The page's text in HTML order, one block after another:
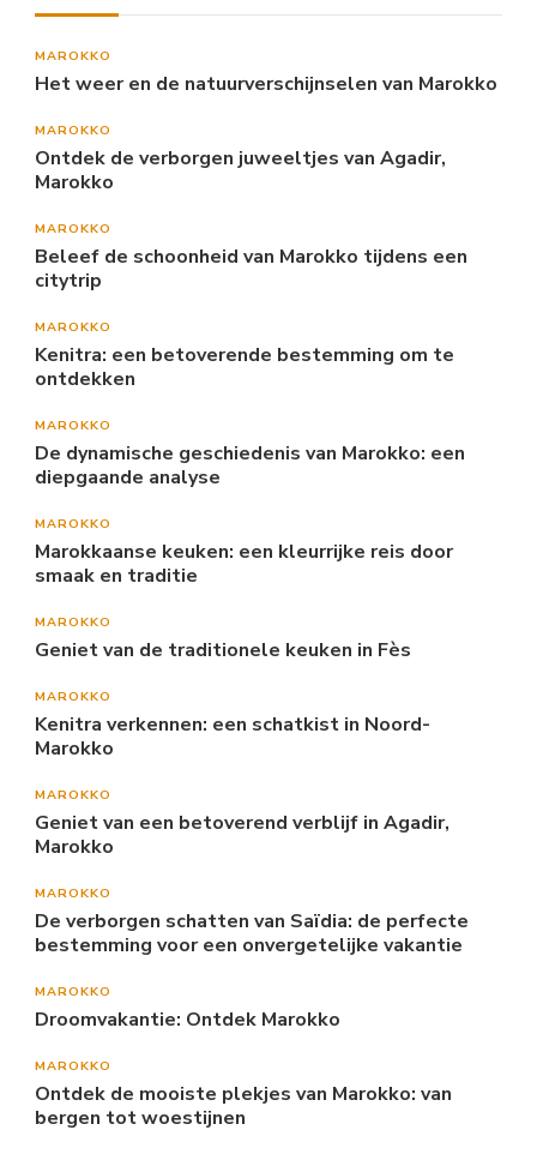
MAROKKO
Het weer en de natuurverschijnselen van Marokko
MAROKKO
Ontdek de verborgen juweeltjes van Agadir,
Marokko
MAROKKO
Beleef de schoonheid van Marokko tijdens een
citytrip
MAROKKO
Kenitra: een betoverende bestemming om te
ontdekken
MAROKKO
De dynamische geschiedenis van Marokko: een
diepgaande analyse
MAROKKO
Marokkaanse keuken: een kleurrijke reis door
smaak en traditie
MAROKKO
Geniet van de traditionele keuken in Fès
MAROKKO
Kenitra verkennen: een schatkist in Noord-
Marokko
MAROKKO
Geniet van een betoverend verblijf in Agadir,
Marokko
MAROKKO
De verborgen schatten van Saïdia: de perfecte
bestemming voor een onvergetelijke vakantie
MAROKKO
Droomvakantie: Ontdek Marokko
MAROKKO
Ontdek de mooiste plekjes van Marokko: van
bergen tot woestijnen